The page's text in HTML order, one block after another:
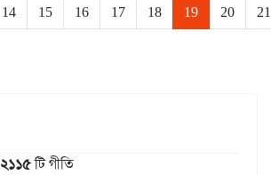
14 15 16 17 18 19 20 21
২১১৫টি গীতি